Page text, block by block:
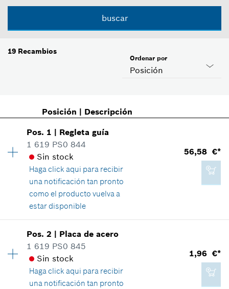
buscar
19 Recambios
Posición
Ordenar por
Posición | Descripción
Pos. 1 | Regleta guía
1 619 PS0 844
Sin stock
Haga click aqui para recibir
una notificación tan pronto
como el producto vuelva a
estar disponible
56,58 €*
Grupo de precios :39
Información sobre recambios
Relación de aplicaciones de una pieza
Mostrar en figura
Pos.2 | Placa de acero
1 619 PS0 845
Sin stock
Haga click aqui para recibir
una notificación tan pronto
1,96 €*